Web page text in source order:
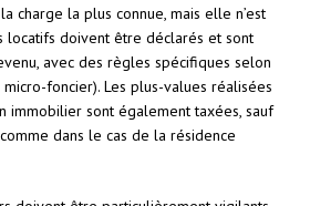
charge la plus connue, mais elle n’est
locatifs doivent être déclarés et sont
avec des règles spécifiques selon
foncier). Les plus-values réalisées
immobilier sont également taxées, sauf
dans le cas de la résidence